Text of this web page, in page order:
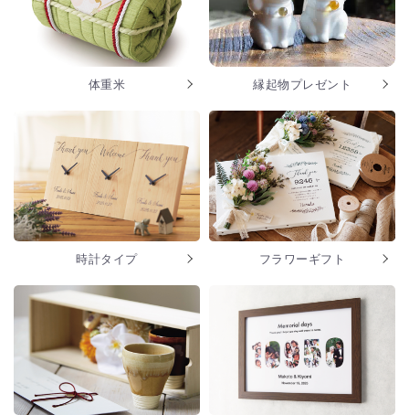
体重米 縁起物プレゼント
時計タイプ フラワーギフト